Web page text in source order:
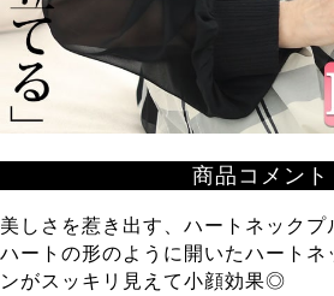
商品コメント
美しさを惹き出す、ハートネックプ
ハートの形のように開いたハートネ
ンがスッキリ見えて小顔効果◎